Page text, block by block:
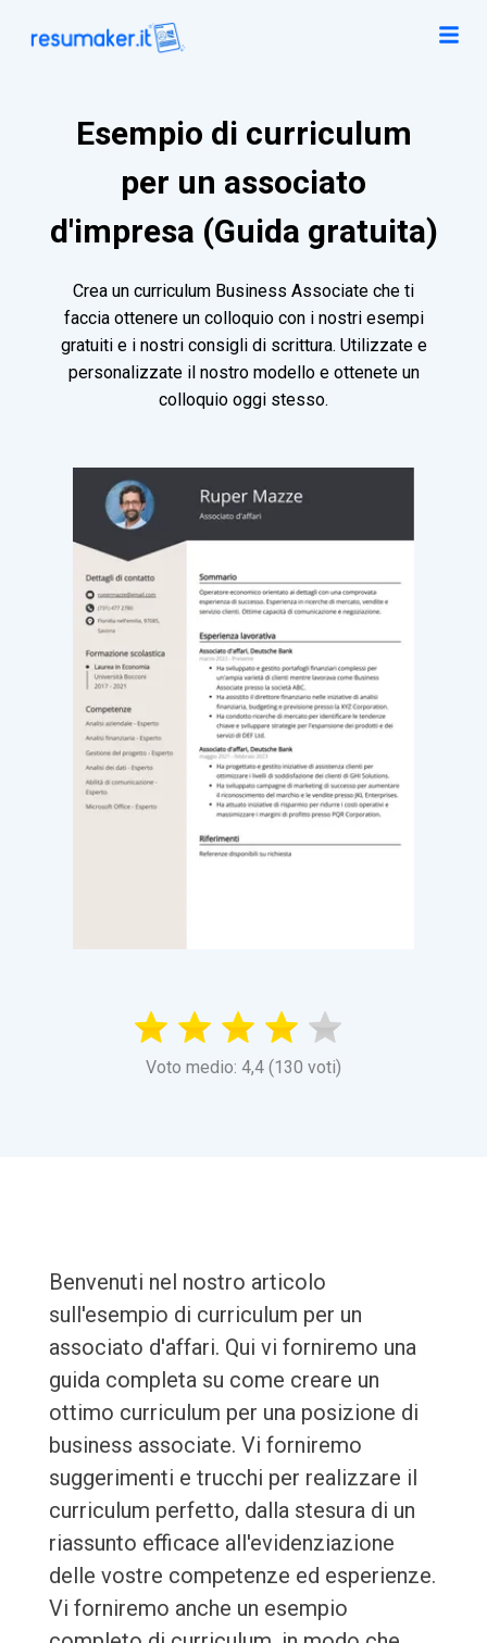
Esempio di curriculum
per un associato
d'impresa (Guida gratuita)
Crea un curriculum Business Associate che ti
faccia ottenere un colloquio con i nostri esempi
gratuiti e i nostri consigli di scrittura. Utilizzate e
personalizzate il nostro modello e ottenete un
colloquio oggi stesso.
Voto medio: 4,4 (130 voti)
Benvenuti nel nostro articolo
sull'esempio di curriculum per un
associato d'affari. Qui vi forniremo una
guida completa su come creare un
ottimo curriculum per una posizione di
business associate. Vi forniremo
suggerimenti e trucchi per realizzare il
curriculum perfetto, dalla stesura di un
riassunto efficace all'evidenziazione
delle vostre competenze ed esperienze.
Vi forniremo anche un esempio